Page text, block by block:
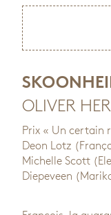
OLIVER
Prix « Un certain
Deon Lotz
Michelle Scott
Diepeveen